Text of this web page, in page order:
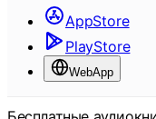
AppStore
PlayStore
WebApp